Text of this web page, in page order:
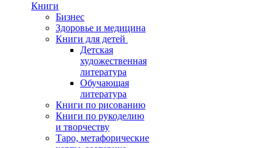
Книги
Бизнес
Здоровье и медицина
Книги для детей
Детская
художественная
литература
Обучающая
литература
Книги по рисованию
Книги по рукоделию
и творчеству
Таро, метафорические